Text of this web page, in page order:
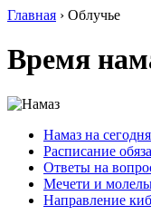
Главная › Облучье
Время
Намаз на сегодня
Расписание
Ответы на
Мечети и
Направление